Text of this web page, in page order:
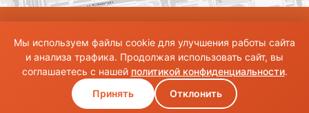
ссылки на источник. Все права на изображения и тексты принадлежат их
авторам.Общие правила и публичная оферта
Мы используем файлы cookie для улучшения работы сайта
и анализа трафика. Продолжая использовать сайт, вы
соглашаетесь с нашей политикой конфиденциальности.
Принять
Отклонить